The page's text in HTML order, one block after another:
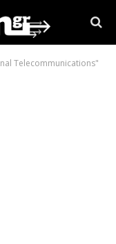
Telecommunications"